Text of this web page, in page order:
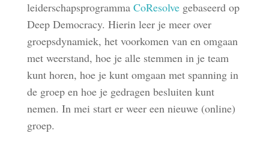
leiderschapsprogramma CoResolvegebaseerd op
Deep Democracy. Hierin leer je meer over
groepsdynamiek, het voorkomen van en omgaan
met weerstand, hoe je alle stemmen in je team
kunt horen, hoe je kunt omgaan met spanning in
de groep en hoe je gedragen besluiten kunt
nemen. In mei start er weer een nieuwe (online)
groep.